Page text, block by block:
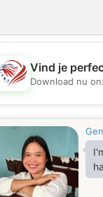
Vind je
Download nu